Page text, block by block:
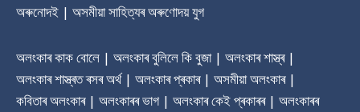
অৰুনোদই | অসমীয়া সাহিত্যৰ অৰুণোদয় যুগ
অলংকাৰ কাক বোলে | অলংকাৰ বুলিলে কি বুজা | অলংকাৰ শাস্ত্ৰ |
অলংকাৰ শাস্ত্ৰত ৰসৰ অৰ্থ | অলংকাৰ প্ৰকাৰ | অসমীয়া অলংকাৰ |
কবিতাৰ অলংকাৰ | অলংকাৰৰ ভাগ | অলংকাৰ কেই প্ৰকাৰৰ | অলংকাৰৰ